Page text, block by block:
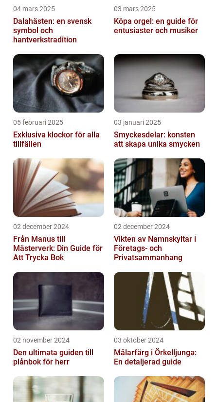
04 mars 2025
Dalahästen: en svensk
symbol och
hantverkstradition
03 mars 2025
Köpa orgel: en guide för
entusiaster och musiker
05 februari 2025
Exklusiva klockor för alla
tillfällen
03 januari 2025
Smyckesdelar: konsten
att skapa unika smycken
02 december 2024
Från Manus till
Mästerverk: Din Guide för
Att Trycka Bok
02 december 2024
Vikten av Namnskyltar i
Företags- och
Privatsammanhang
02 november 2024
Den ultimata guiden till
plånbok för herr
03 oktober 2024
Målarfärg i Örkelljunga:
En detaljerad guide